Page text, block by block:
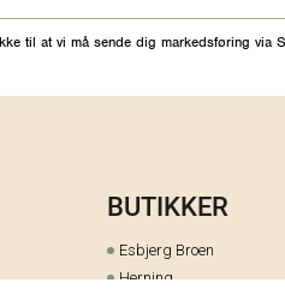
til at vi må sende dig markedsføring via
BUTIKKER
Esbjerg Broen
Herning